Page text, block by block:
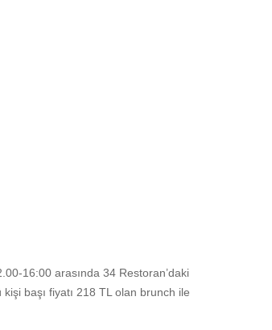
16:00 arasında 34 Restoran’daki
başı fiyatı 218 TL olan brunch ile